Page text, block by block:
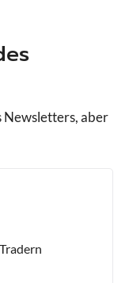
Newsletters, aber